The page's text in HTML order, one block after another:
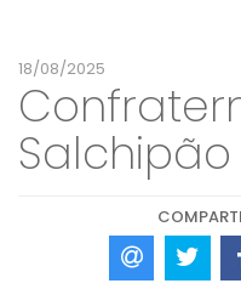
18/08/2025
Salchipão